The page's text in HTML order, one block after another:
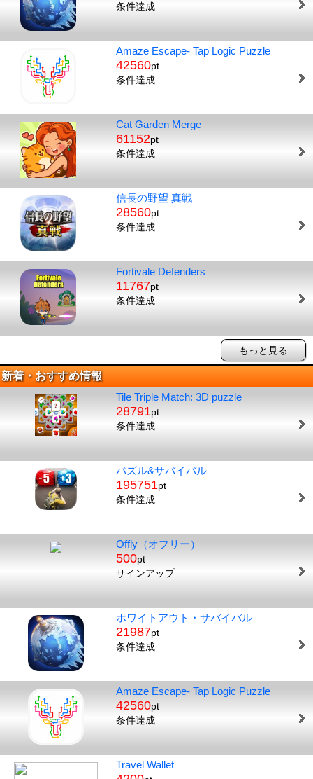
条件達成
Amaze Escape- Tap Logic Puzzle
42560pt
条件達成
Cat Garden Merge
61152pt
条件達成
信長の野望 真戦
28560pt
条件達成
Fortivale Defenders
11767pt
条件達成
もっと見る
新着・おすすめ情報
Tile Triple Match: 3D puzzle
28791pt
条件達成
パズル&サバイバル
195751pt
条件達成
Offly（オフリー）
500pt
サインアップ
ホワイトアウト・サバイバル
21987pt
条件達成
Amaze Escape- Tap Logic Puzzle
42560pt
条件達成
Travel Wallet